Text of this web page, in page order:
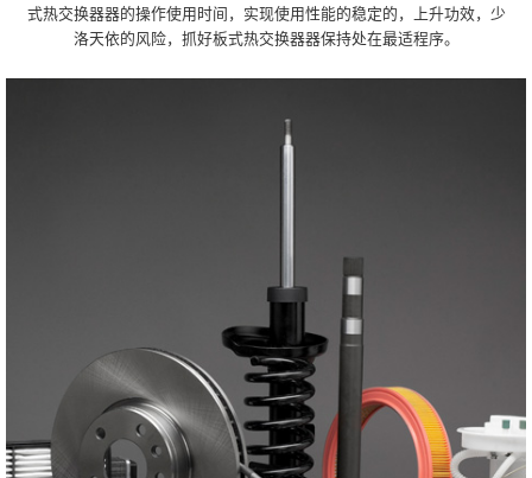
式热交换器器的操作使用时间，实现使用性能的稳定的，上升功效，少
洛天依的风险，抓好板式热交换器器保持处在最适程序。